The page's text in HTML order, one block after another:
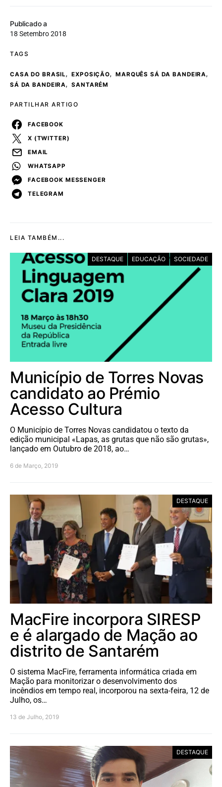
Publicado a
18 Setembro 2018
TAGS
CASA DO BRASIL, EXPOSIÇÃO, MARQUÊS SÁ DA BANDEIRA,
SÁ DA BANDEIRA, SANTARÉM
PARTILHAR ARTIGO
FACEBOOK
X (TWITTER)
EMAIL
WHATSAPP
FACEBOOK MESSENGER
TELEGRAM
LEIA TAMBÉM...
DESTAQUE EDUCAÇÃO SOCIEDADE
Município de Torres Novas
candidato ao Prémio
Acesso Cultura
O Município de Torres Novas candidatou o texto da
edição municipal «Lapas, as grutas que não são grutas»,
lançado em Outubro de 2018, ao…
6 de Março, 2019
DESTAQUE
MacFire incorpora SIRESP
e é alargado de Mação ao
distrito de Santarém
O sistema MacFire, ferramenta informática criada em
Mação para monitorizar o desenvolvimento dos
incêndios em tempo real, incorporou na sexta-feira, 12 de
Julho, os…
13 de Julho, 2019
DESTAQUE